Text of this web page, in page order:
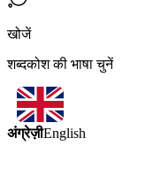
खोजें
शब्दकोश की भाषा चुनें
अंग्रेज़ीEnglish